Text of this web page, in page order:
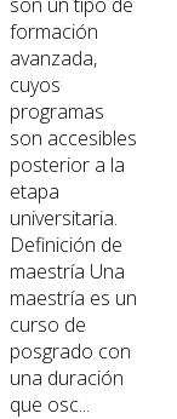
formación
avanzada,
cuyos
programas
son accesibles
posterior a la
etapa
universitaria.
Definición de
maestría Una
maestría es un
curso de
posgrado con
una duración
que osc...